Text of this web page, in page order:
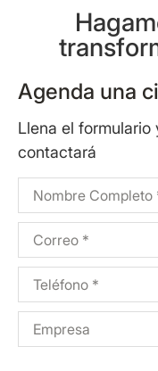
Agenda una
Llena el
contactará